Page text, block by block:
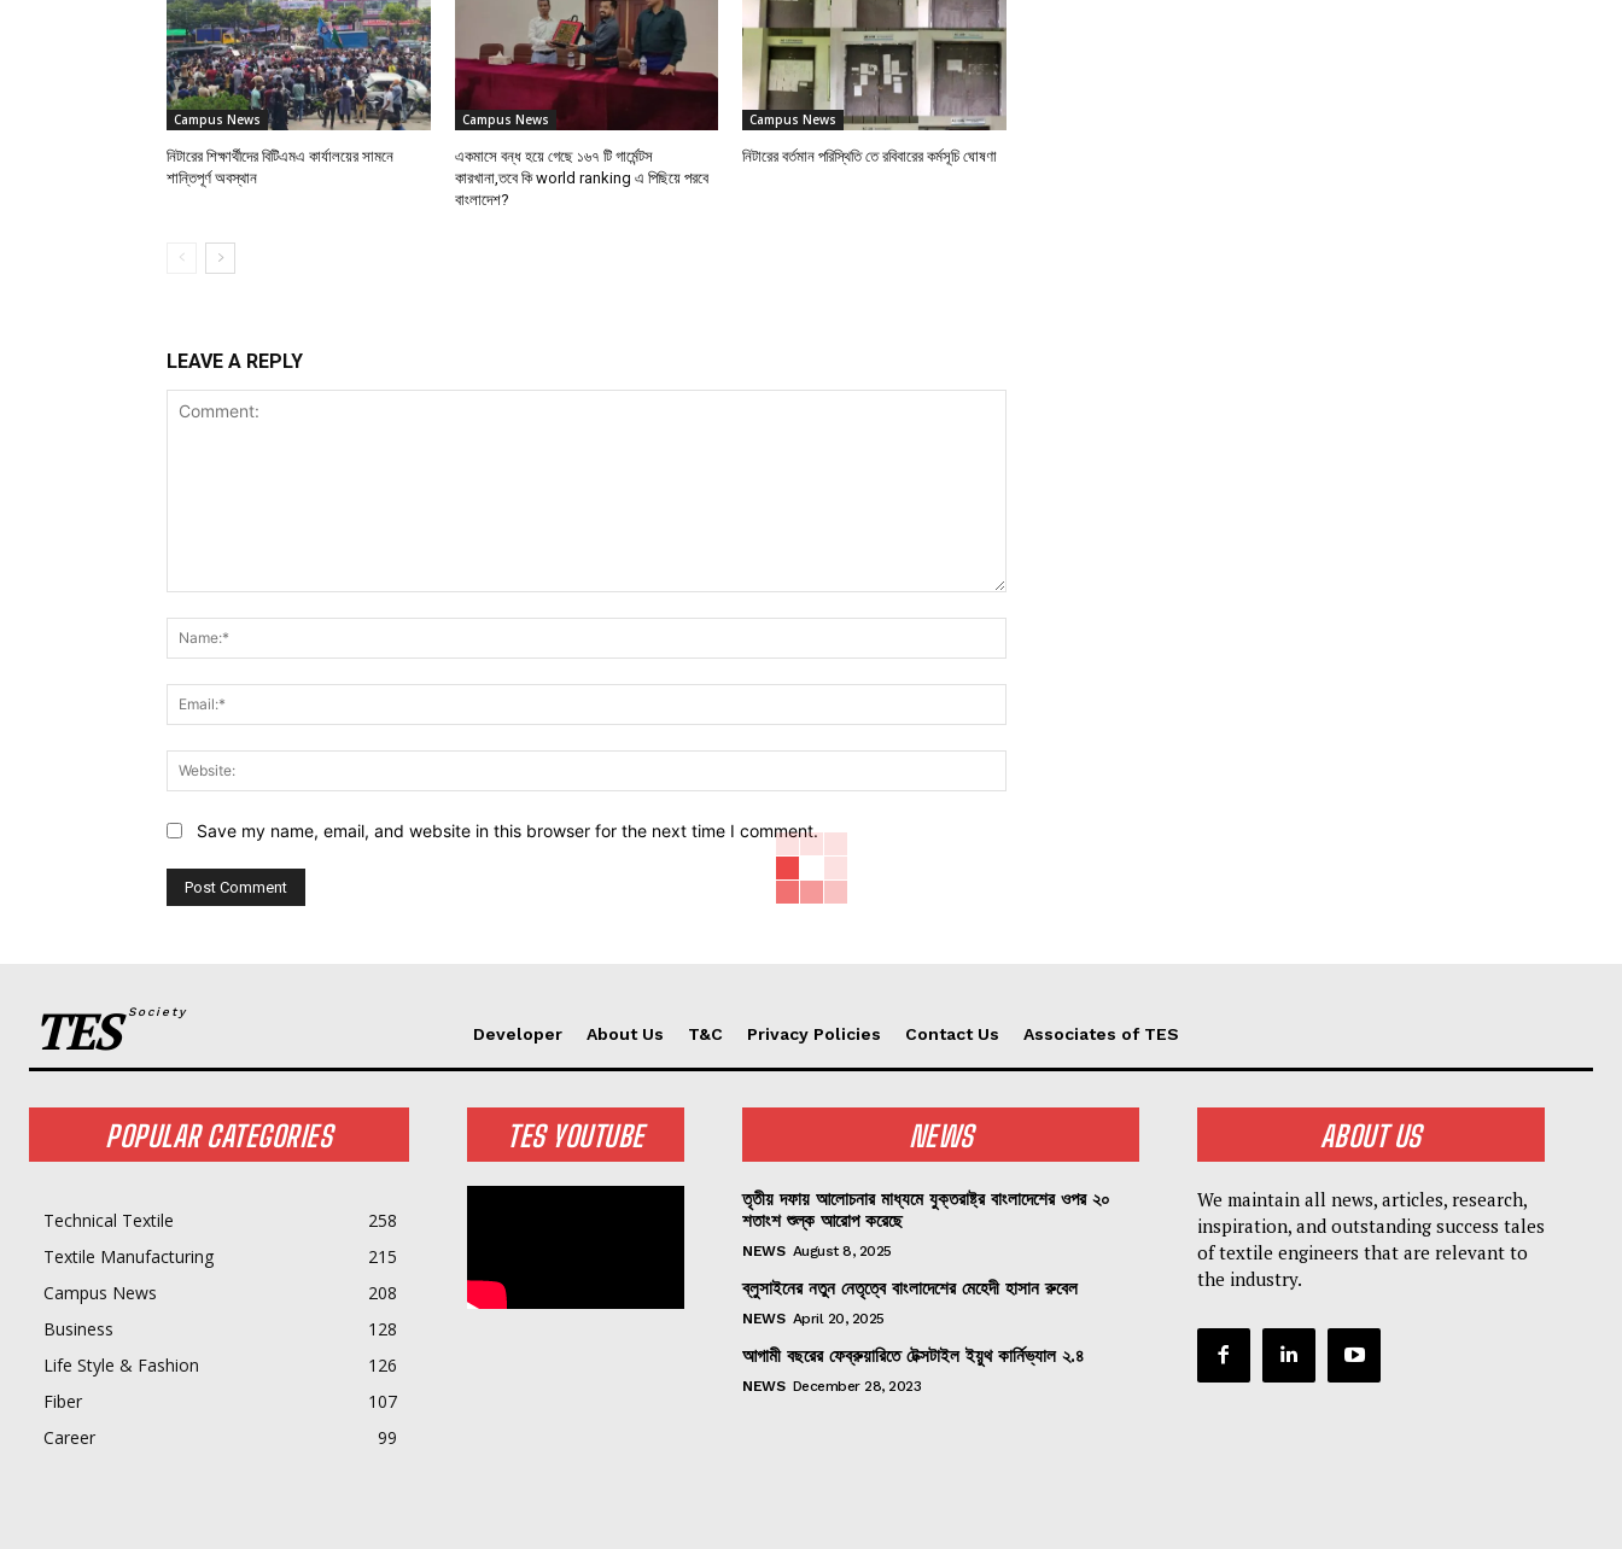
Campus News
নিটারের শিক্ষার্থীদের বিটিএমএ কার্যালয়ের সামনে
শান্তিপূর্ণ অবস্থান
Campus News
একমাসে বন্ধ হয়ে গেছে ১৬৭ টি গার্মেন্টস
কারখানা,তবে কি world ranking এ পিছিয়ে পরবে
বাংলাদেশ?
Campus News
নিটারের বর্তমান পরিস্থিতি তে রবিবারের কর্মসূচি ঘোষণা
LEAVE A REPLY
Save my name, email, and website in this browser for the next time I comment.
TES Society
Developer About Us T&C Privacy Policies Contact Us Associates of TES
POPULAR CATEGORIES
Technical Textile
258
Textile Manufacturing
215
Campus News
208
Business
128
Life Style & Fashion
126
Fiber
107
Career
99
TES YOUTUBE NEWS
তৃতীয় দফায় আলোচনার মাধ্যমে যুক্তরাষ্ট্র বাংলাদেশের ওপর ২০
শতাংশ শুল্ক আরোপ করেছে
NEWS August 8, 2025
ব্লুসাইনের নতুন নেতৃত্বে বাংলাদেশের মেহেদী হাসান রুবেল
NEWS April 20, 2025
আগামী বছরের ফেব্রুয়ারিতে টেক্সটাইল ইয়ুথ কার্নিভ্যাল ২.৪
NEWS December 28, 2023
ABOUT US
We maintain all news, articles, research,
inspiration, and outstanding success tales
of textile engineers that are relevant to
the industry.